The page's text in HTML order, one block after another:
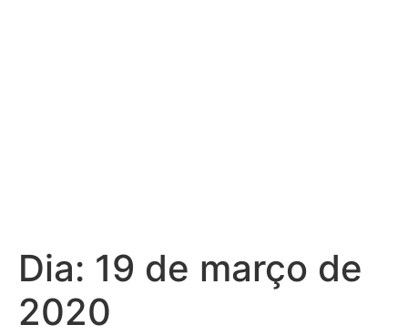
Dia: 19 de março de
2020